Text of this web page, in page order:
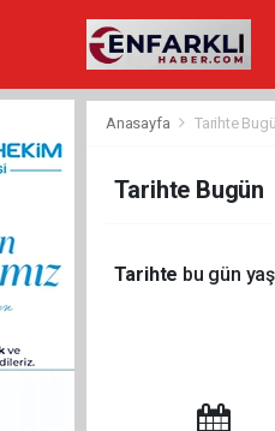
Anasayfa Tarihte
Tarihte Bugün
Tarihte bu gün